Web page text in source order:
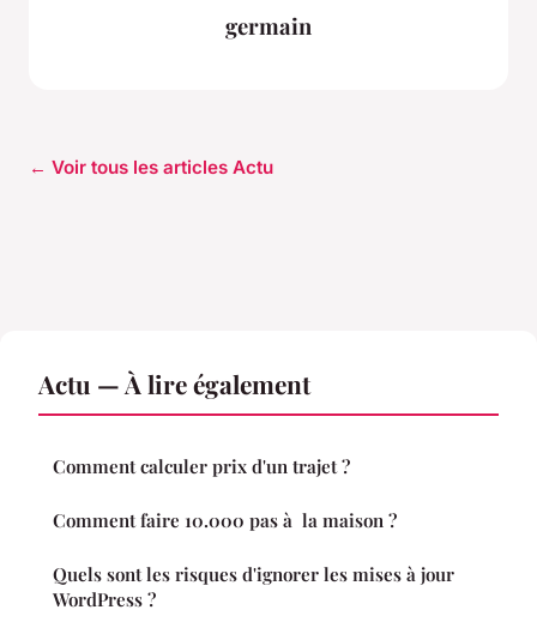
germain
← Voir tous les articles Actu
Actu — À lire également
Comment calculer prix d'un trajet ?
Comment faire 10.000 pas à la maison ?
Quels sont les risques d'ignorer les mises à jour
WordPress ?